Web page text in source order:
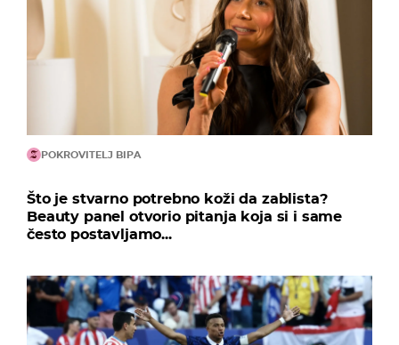
POKROVITELJ BIPA
Što je stvarno potrebno koži da zablista?
Beauty panel otvorio pitanja koja si i same
često postavljamo...